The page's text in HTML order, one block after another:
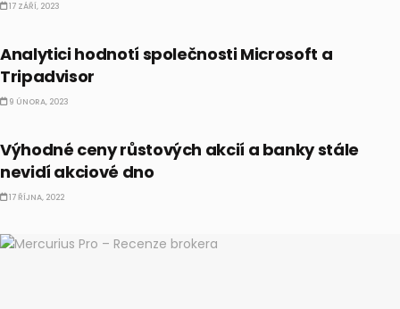
17 ZÁŘÍ, 2023
Analytici hodnotí společnosti Microsoft a
Tripadvisor
9 ÚNORA, 2023
Výhodné ceny růstových akcií a banky stále
nevidí akciové dno
17 ŘÍJNA, 2022